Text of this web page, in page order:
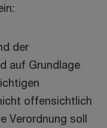
der
auf Grundlage
offensichtlich
Verordnung soll